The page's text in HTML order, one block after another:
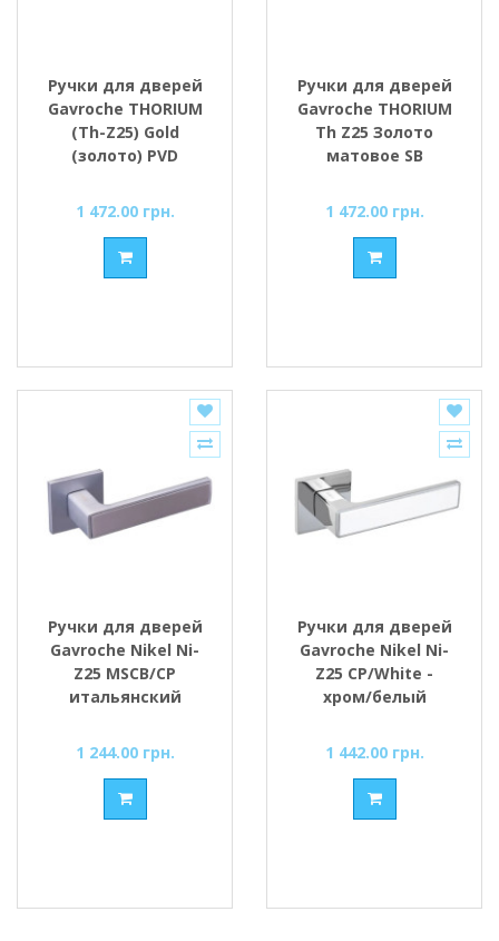
Ручки для дверей
Gavroche THORIUM
(Th-Z25) Gold
(золото) PVD
1 472.00 грн.
Ручки для дверей
Gavroche THORIUM
Th Z25 Золото
матовое SB
1 472.00 грн.
Ручки для дверей
Gavroche Nikel Ni-
Z25 MSCB/CP
итальянский
1 244.00 грн.
Ручки для дверей
Gavroche Nikel Ni-
Z25 CP/White -
хром/белый
1 442.00 грн.